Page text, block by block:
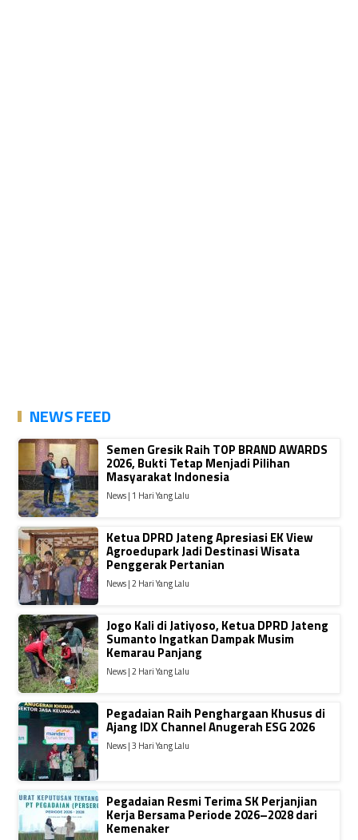
NEWS FEED
Semen Gresik Raih TOP BRAND AWARDS
2026, Bukti Tetap Menjadi Pilihan
Masyarakat Indonesia
News | 1 Hari Yang Lalu
Ketua DPRD Jateng Apresiasi EK View
Agroedupark Jadi Destinasi Wisata
Penggerak Pertanian
News | 2 Hari Yang Lalu
Jogo Kali di Jatiyoso, Ketua DPRD Jateng
Sumanto Ingatkan Dampak Musim
Kemarau Panjang
News | 2 Hari Yang Lalu
Pegadaian Raih Penghargaan Khusus di
Ajang IDX Channel Anugerah ESG 2026
News | 3 Hari Yang Lalu
Pegadaian Resmi Terima SK Perjanjian
Kerja Bersama Periode 2026–2028 dari
Kemenaker